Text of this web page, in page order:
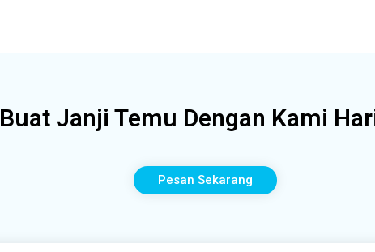
Buat Janji Temu Dengan Kami
Pesan Sekarang